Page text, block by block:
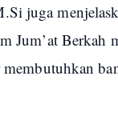
juga
Jum’at Berkah
membutuhkan